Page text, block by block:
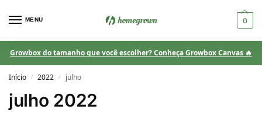
MENU 0
Growbox do tamanho que você escolher? Conheça Growbox Canvas 🔥
Início / 2022 / julho
julho 2022